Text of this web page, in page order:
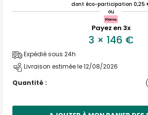
dont éco-participation 0,25
ou
Payez en 3x
3 × 146 €
Expédié sous 24h
Livraison estimée le 12/08/2026
Quantité :